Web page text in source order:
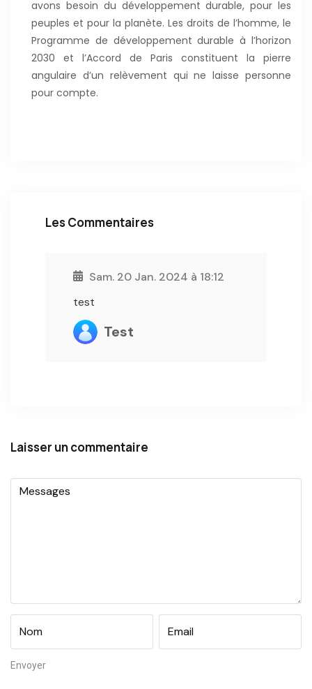
avons besoin du développement durable, pour les
peuples et pour la planète. Les droits de l’homme, le
Programme de développement durable à l’horizon
2030 et l’Accord de Paris constituent la pierre
angulaire d’un relèvement qui ne laisse personne
pour compte.
Les Commentaires
Sam. 20 Jan. 2024 à 18:12
test
Test
Laisser un commentaire